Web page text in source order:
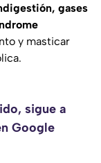
gases
y masticar
sigue a
Google